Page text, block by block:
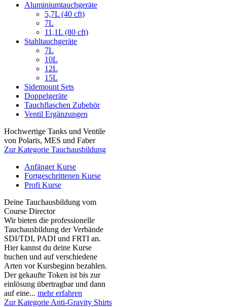
Aluminiumtauchgeräte
5,7L (40 cft)
7L
11,1L (80 cft)
Stahltauchgeräte
7L
10L
12L
15L
Sidemount Sets
Doppelgeräte
Tauchflaschen Zubehör
Ventil Ergänzungen
Hochwertige Tanks und Ventile
von Polaris, MES und Faber
Zur Kategorie Tauchausbildung
Anfänger Kurse
Fortgeschrittenen Kurse
Profi Kurse
Deine Tauchausbildung vom
Course Director
Wir bieten die professionelle
Tauchausbildung der Verbände
SDI/TDI, PADI und FRTI an.
Hier kannst du deine Kurse
buchen und auf verschiedene
Arten vor Kursbeginn bezahlen.
Der gekaufte Token ist bis zur
einlösung übertragbar und dann
auf eine... mehr erfahren
Zur Kategorie Anti-Gravity Shirts